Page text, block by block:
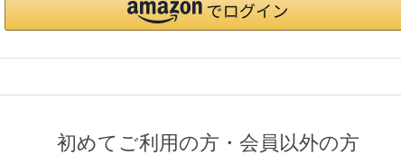
初めてご利用の方・会員以外の方